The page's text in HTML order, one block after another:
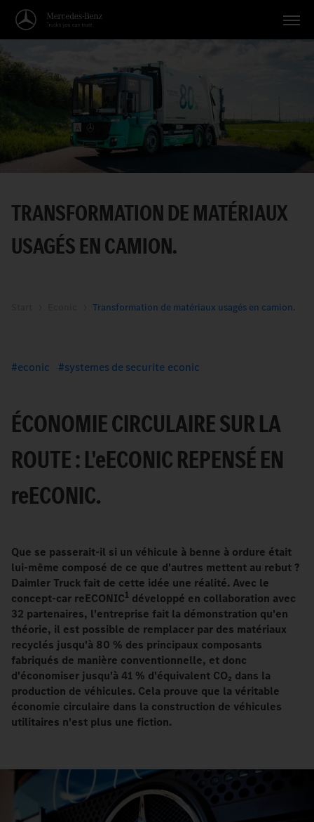
Applications
Thèmes
Service
Français
TRANSFORMATION DE MATÉRIAUX
USAGÉS EN CAMION.
Transformation de matériaux usagés en camion.
econic systemes de securite econic
ÉCONOMIE CIRCULAIRE SUR LA
ROUTE : L'eECONIC REPENSÉ EN
reECONIC.
Que se passerait-il si un véhicule à benne à ordure était
lui-même composé de ce que d'autres mettent au rebut ?
Daimler Truck fait de cette idée une réalité. Avec le
concept-car reECONIC1 développé en collaboration avec
32 partenaires, l'entreprise fait la démonstration qu'en
théorie, il est possible de remplacer par des matériaux
recyclés jusqu'à 80 % des principaux composants
fabriqués de manière conventionnelle, et donc
d'économiser jusqu'à 41 % d'équivalent CO₂ dans la
production de véhicules. Cela prouve que la véritable
économie circulaire dans la construction de véhicules
utilitaires n'est plus une fiction.